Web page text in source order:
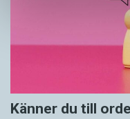
Känner du till